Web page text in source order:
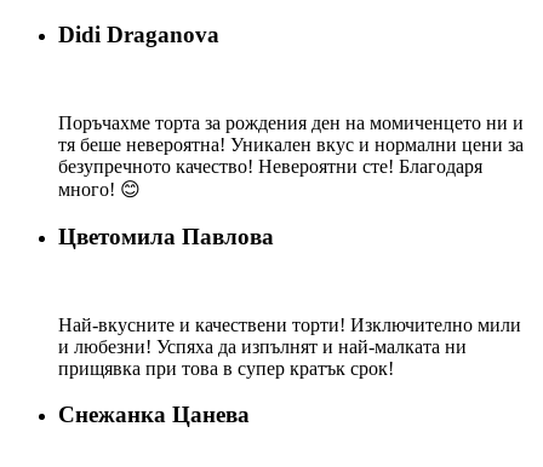
Didi Draganova
Поръчахме торта за рождения ден на момиченцето ни и
тя беше невероятна! Уникален вкус и нормални цени за
безупречното качество! Невероятни сте! Благодаря
много! 😊
Цветомила Павлова
Най-вкусните и качествени торти! Изключително мили
и любезни! Успяха да изпълнят и най-малката ни
прищявка при това в супер кратък срок!
Снежанка Цанева